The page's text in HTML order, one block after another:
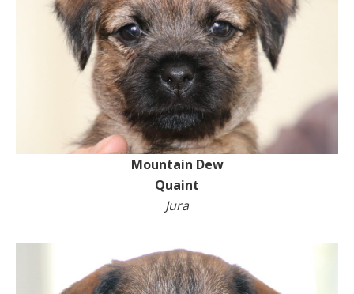
Mountain Dew
Quaint
Jura